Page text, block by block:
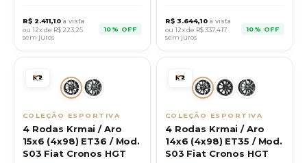
R$ 2.411,10 à vista
ou 12x de R$ 223,25
sem juros
10% OFF
R$ 3.644,10 à vista
ou 12x de R$337,417
sem juros
10% OFF
COLEÇÃO ESPORTIVA
4 Rodas Krmai / Aro
15x6 (4x98) ET36 / Mod.
S03 Fiat Cronos HGT
COLEÇÃO ESPORTIVA
4 Rodas Krmai / Aro
14x6 (4x98) ET35 / Mod.
S03 Fiat Cronos HGT